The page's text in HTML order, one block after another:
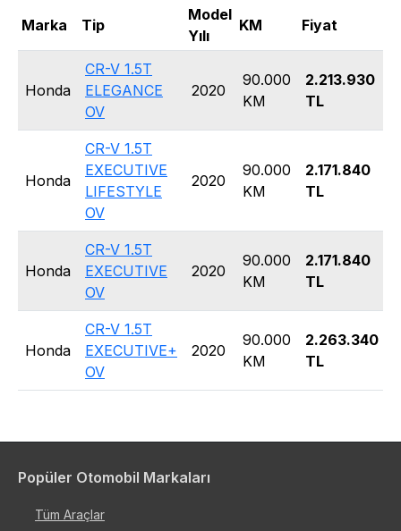
Marka Tip
Model
Yılı
KM Fiyat
Honda
CR-V 1.5T
ELEGANCE
OV
2020
90.000
KM
2.213.930
TL
Honda
CR-V 1.5T
EXECUTIVE
LIFESTYLE
OV
2020
90.000
KM
2.171.840
TL
Honda
CR-V 1.5T
EXECUTIVE
OV
2020
90.000
KM
2.171.840
TL
Honda
CR-V 1.5T
EXECUTIVE+
OV
2020
90.000
KM
2.263.340
TL
Popüler Otomobil Markaları
Tüm Araçlar